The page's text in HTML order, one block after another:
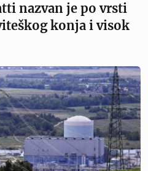
nazvan je po vrsti
konja i visok